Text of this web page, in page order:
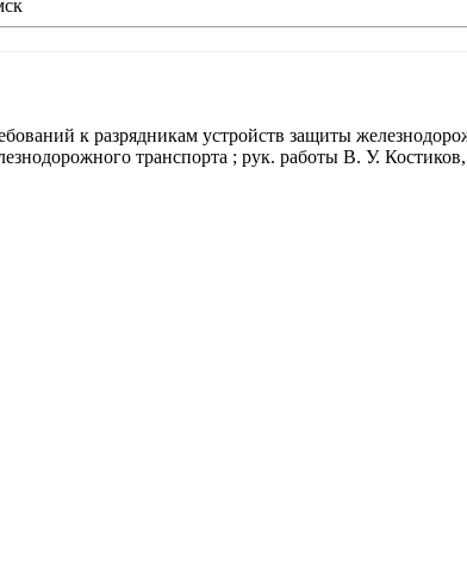
к разрядникам устройств защиты
транспорта ; рук. работы В. У.